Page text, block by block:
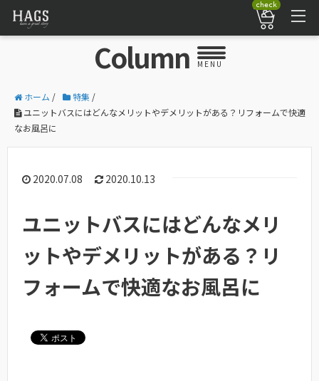
check
Column MENU
ホーム / 特集 /
ユニットバスにはどんなメリットやデメリットがある？リフォームで快適
なお風呂に
2020.07.08 2020.10.13
ユニットバスにはどんなメリ
ットやデメリットがある？リ
フォームで快適なお風呂に